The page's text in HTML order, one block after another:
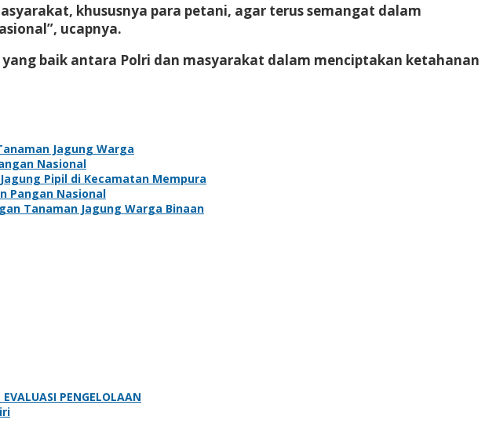
khususnya para petani, agar terus semangat dalam
ucapnya.
baik antara Polri dan masyarakat dalam menciptakan ketahanan
Jagung Warga
Nasional
Pipil di Kecamatan Mempura
Pangan Nasional
Tanaman Jagung Warga Binaan
PENGELOLAAN